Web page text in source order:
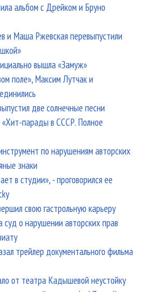
альбом с Дрейком и Бруно
и Маша Ржевская перевыпустили
вышла «Замуж»
поле», Максим Лутчак и
две солнечные песни
«Хит-парады в СССР. Полное
по нарушениям авторских
знаки
в студии», - проговорился ее
свою гастрольную карьеру
суд о нарушении авторских прав
трейлер документального фильма
от театра Кадышевой неустойку